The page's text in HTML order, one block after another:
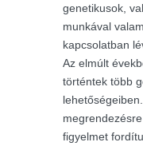
genetikusok,
munkával
kapcsolatban
Az elmúlt
történtek több
figyelmet